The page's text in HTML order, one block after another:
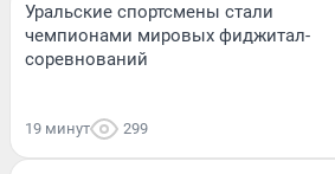
Уральские спортсмены стали
чемпионами мировых фиджитал-
соревнований
19 минут 299